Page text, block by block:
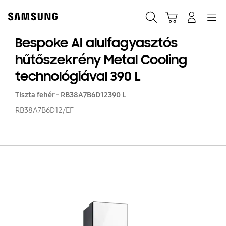
content
Bespoke AI alulfagyasztós
hűtőszekrény Metal Cooling
technológiával 390 L
Tiszta fehér - RB38A7B6D12390 L
RB38A7B6D12/EF